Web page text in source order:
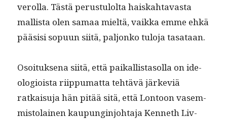
verol­la. Tästä perus­tu­lol­ta haiskah­tavas­ta
mallista olen samaa mieltä, vaik­ka emme ehkä
pää­sisi sop­u­un siitä, paljonko tulo­ja tasataan.
Osoituk­se­na siitä, että paikallis­ta­sol­la on ide­
olo­gioista riip­pumat­ta tehtävä järke­viä
ratkaisu­ja hän pitää sitä, että Lon­toon vasem­
mis­to­lainen kaupung­in­jo­hta­ja Ken­neth Liv­